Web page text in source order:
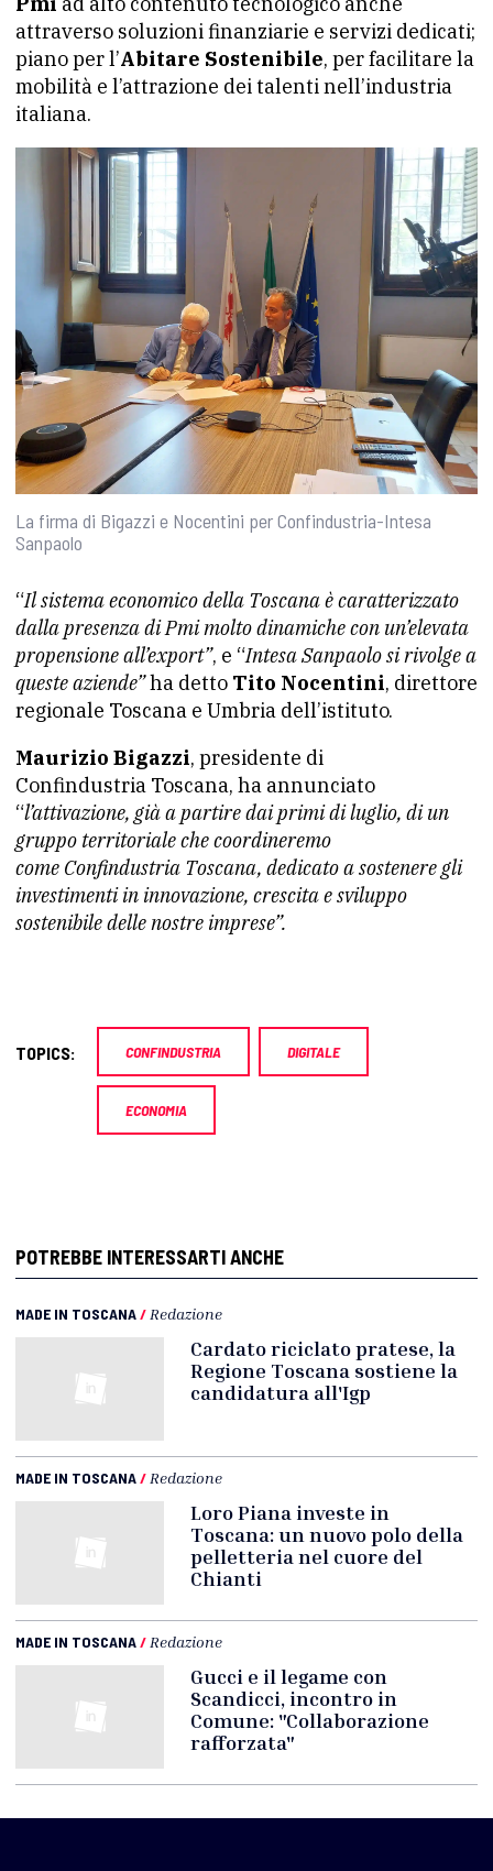
attraverso soluzioni finanziarie e servizi dedicati;
piano per l’Abitare Sostenibile, per facilitare la
mobilità e l’attrazione dei talenti nell’industria
italiana.
La firma di Bigazzi e Nocentini per Confindustria-Intesa
Sanpaolo
“Il sistema economico della Toscana è caratterizzato
dalla presenza di Pmi molto dinamiche con un’elevata
propensione all’export”, e “Intesa Sanpaolo si rivolge a
queste aziende”ha detto Tito Nocentini, direttore
regionale Toscana e Umbria dell’istituto.
Maurizio Bigazzi, presidente di
Confindustria Toscana, ha annunciato
“l’attivazione, già a partire dai primi di luglio, di un
gruppo territoriale che coordineremo
come Confindustria Toscana, dedicato a sostenere gli
investimenti in innovazione, crescita e sviluppo
sostenibile delle nostre imprese”.
TOPICS: CONFINDUSTRIA DIGITALE
ECONOMIA
POTREBBE INTERESSARTI ANCHE
MADE IN TOSCANA/ Redazione
Cardato riciclato pratese, la
Regione Toscana sostiene la
candidatura all'Igp
MADE IN TOSCANA/ Redazione
Loro Piana investe in
Toscana: un nuovo polo della
pelletteria nel cuore del
Chianti
MADE IN TOSCANA/ Redazione
Gucci e il legame con
Scandicci, incontro in
Comune: "Collaborazione
rafforzata"